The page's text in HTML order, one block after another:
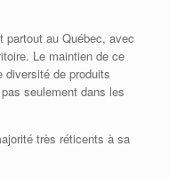
au Québec, avec
Le maintien de ce
diversité de produits
seulement dans les
très réticents à sa